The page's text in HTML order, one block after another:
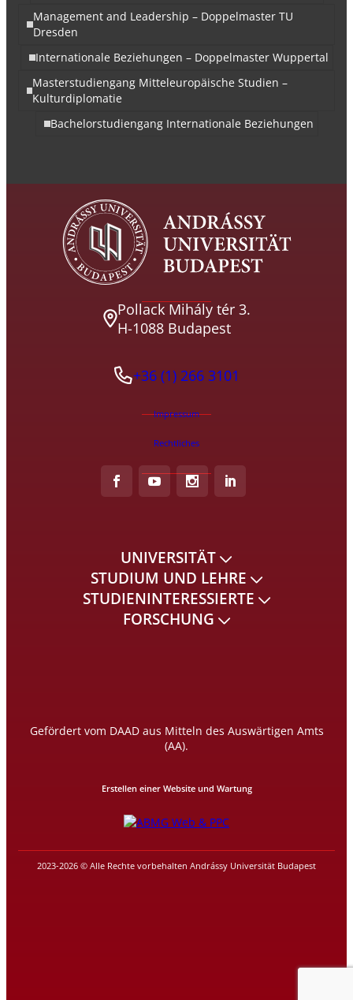
Management and Leadership – Doppelmaster TU
Dresden
Internationale Beziehungen – Doppelmaster Wuppertal
Masterstudiengang Mitteleuropäische Studien –
Kulturdiplomatie
Bachelorstudiengang Internationale Beziehungen
Pollack Mihály tér 3.
H-1088 Budapest
+36 (1) 266 3101
Impressum
Rechtliches
UNIVERSITÄT
STUDIUM UND LEHRE
STUDIENINTERESSIERTE
FORSCHUNG
Gefördert vom DAAD aus Mitteln des Auswärtigen Amts
(AA).
2023-2026 © Alle Rechte vorbehalten Andrássy Universität Budapest
Erstellen einer Website und Wartung